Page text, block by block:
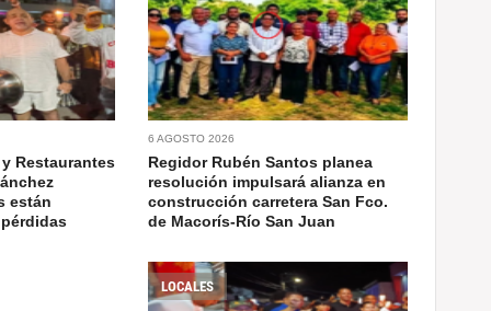
Restaurantes
están
6 AGOSTO 2026
Regidor Rubén Santos planea
resolución impulsará alianza en
construcción carretera San Fco.
de Macorís-Río San Juan
LOCALES